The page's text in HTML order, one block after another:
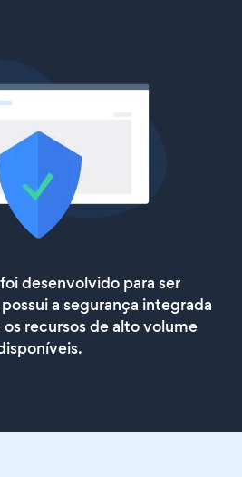
desenvolvido para ser
a segurança integrada
os recursos de alto volume